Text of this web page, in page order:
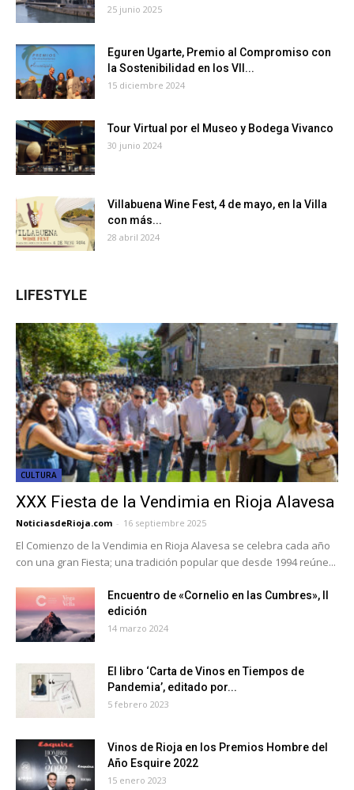
25 junio 2025
Eguren Ugarte, Premio al Compromiso con
la Sostenibilidad en los VII...
15 diciembre 2024
Tour Virtual por el Museo y Bodega Vivanco
30 junio 2024
Villabuena Wine Fest, 4 de mayo, en la Villa
con más...
28 abril 2024
LIFESTYLE
CULTURA
XXX Fiesta de la Vendimia en Rioja Alavesa
NoticiasdeRioja.com - 16 septiembre 2025
El Comienzo de la Vendimia en Rioja Alavesa se celebra cada año
con una gran Fiesta; una tradición popular que desde 1994 reúne...
Encuentro de «Cornelio en las Cumbres», II
edición
14 marzo 2024
El libro ‘Carta de Vinos en Tiempos de
Pandemia’, editado por...
5 febrero 2023
Vinos de Rioja en los Premios Hombre del
Año Esquire 2022
15 enero 2023